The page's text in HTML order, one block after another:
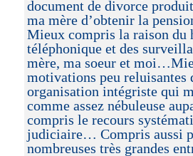
document de divorce
ma mère d’obtenir la
Mieux compris la raison du
téléphonique et des
mère, ma soeur et
motivations peu reluisantes
organisation intégriste qui
comme assez nébuleuse
compris le recours
judiciaire… Compris aussi
nombreuses très grandes